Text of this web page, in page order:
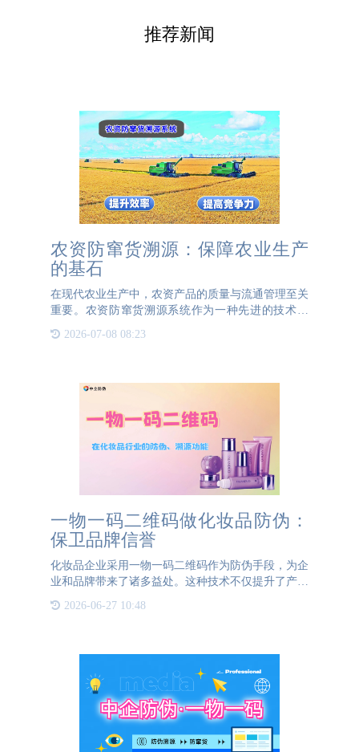
推荐新闻
农资防窜货溯源：保障农业生产
的基石
在现代农业生产中，农资产品的质量与流通管理至关
重要。农资防窜货溯源系统作为一种先进的技术手
具。该系统通过现代信息技术，实现了农资产品从生
2026-07-08 08:23
一物一码二维码做化妆品防伪：
保卫品牌信誉
化妆品企业采用一物一码二维码作为防伪手段，为企
业和品牌带来了诸多益处。这种技术不仅提升了产品
的防伪能力，还帮助企业建立了一套完善的产品追溯
体系，便于企业对产品质量进行全程监控。首先，从
2026-06-27 10:48